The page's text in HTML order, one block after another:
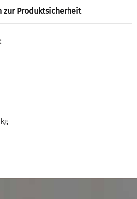
zur Produktsicherheit
kg